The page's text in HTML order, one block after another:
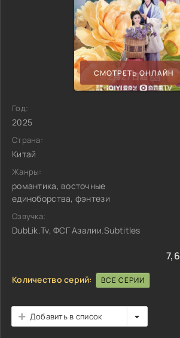
СМОТРЕТЬ ОНЛАЙН
Год:
2025
Страна:
Китай
Жанры:
романтика, восточные
единоборства, фэнтези
Озвучка:
DubLik.Tv, ФСГ Азалии.Subtitles
7,6
Количество серий: ВСЕ СЕРИИ
Добавить в список